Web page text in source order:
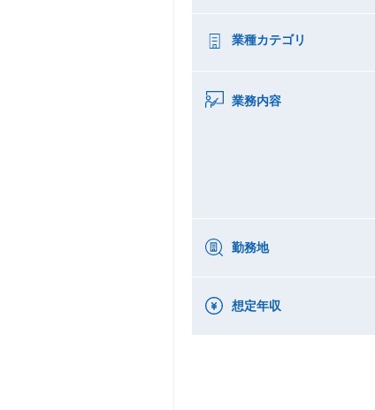
業種カテゴリ
業務内容
勤務地
想定年収